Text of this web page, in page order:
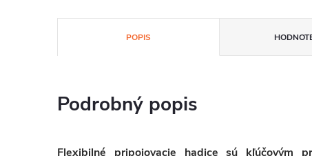
POPIS
Podrobný popis
Flexibilné pripojovacie hadice sú kľúčovým